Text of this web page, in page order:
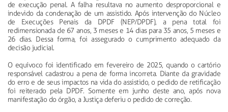
de execução penal. A falha resultava no aumento desproporcional e
indevido da condenação de um assistido. Após intervenção do Núcleo
de Execuções Penais da DPDF (NEP/DPDF), a pena total foi
redimensionada de 67 anos, 3 meses e 14 dias para 35 anos, 5 meses e
26 dias. Dessa forma, foi assegurado o cumprimento adequado da
decisão judicial.
O equívoco foi identificado em fevereiro de 2025, quando o cartório
responsável cadastrou a pena de forma incorreta. Diante da gravidade
do erro e de seus impactos na vida do assistido, o pedido de retificação
foi reiterado pela DPDF. Somente em junho deste ano, após nova
manifestação do órgão, a Justiça deferiu o pedido de correção.